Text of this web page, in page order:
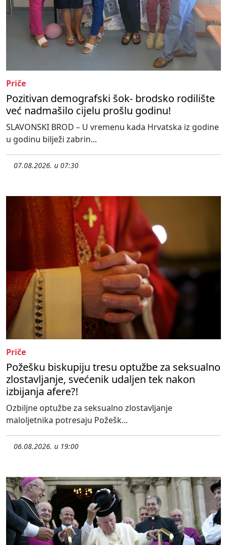
Priče
Pozitivan demografski šok- brodsko rodilište
već nadmašilo cijelu prošlu godinu!
SLAVONSKI BROD – U vremenu kada Hrvatska iz godine
u godinu bilježi zabrin...
07.08.2026. u 07:30
Priče
Požešku biskupiju tresu optužbe za seksualno
zlostavljanje, svećenik udaljen tek nakon
izbijanja afere?!
Ozbiljne optužbe za seksualno zlostavljanje
maloljetnika potresaju Požešk...
06.08.2026. u 19:00